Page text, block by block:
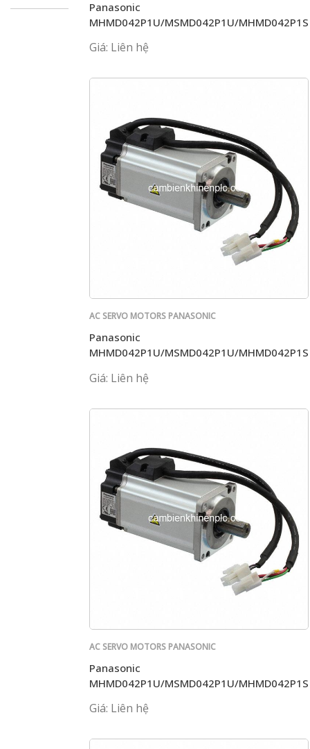
Panasonic
MHMD042P1U/MSMD042P1U/MHMD042P1S
Giá: Liên hệ
AC SERVO MOTORS PANASONIC
Panasonic
MHMD042P1U/MSMD042P1U/MHMD042P1S
Giá: Liên hệ
AC SERVO MOTORS PANASONIC
Panasonic
MHMD042P1U/MSMD042P1U/MHMD042P1S
Giá: Liên hệ